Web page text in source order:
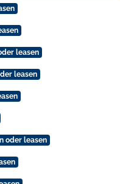
leasen
leasen
oder leasen